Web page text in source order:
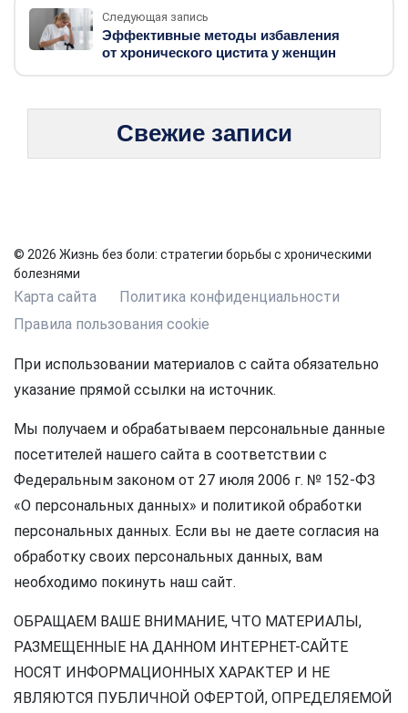
Следующая запись
Эффективные методы избавления
от хронического цистита у женщин
Свежие записи
© 2026 Жизнь без боли: стратегии борьбы с хроническими
болезнями
Карта сайта
Политика конфиденциальности
Правила пользования cookie
При использовании материалов с сайта обязательно
указание прямой ссылки на источник.
Мы получаем и обрабатываем персональные данные
посетителей нашего сайта в соответствии с
Федеральным законом от 27 июля 2006 г. № 152-ФЗ
«О персональных данных» и политикой обработки
персональных данных. Если вы не даете согласия на
обработку своих персональных данных, вам
необходимо покинуть наш сайт.
ОБРАЩАЕМ ВАШЕ ВНИМАНИЕ, ЧТО МАТЕРИАЛЫ,
РАЗМЕЩЕННЫЕ НА ДАННОМ ИНТЕРНЕТ-САЙТЕ
НОСЯТ ИНФОРМАЦИОННЫХ ХАРАКТЕР И НЕ
ЯВЛЯЮТСЯ ПУБЛИЧНОЙ ОФЕРТОЙ, ОПРЕДЕЛЯЕМОЙ